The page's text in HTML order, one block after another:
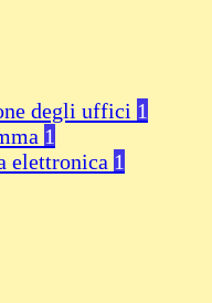
degli uffici 1
1
elettronica 1